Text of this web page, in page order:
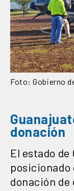
Foto: Gobierno
donación
El estado de
posicionado
donación de